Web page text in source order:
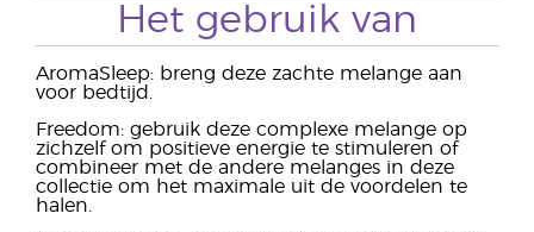
Het gebruik van
AromaSleep: breng deze zachte melange aan
voor bedtijd.
Freedom: gebruik deze complexe melange op
zichzelf om positieve energie te stimuleren of
combineer met de andere melanges in deze
collectie om het maximale uit de voordelen te
halen.